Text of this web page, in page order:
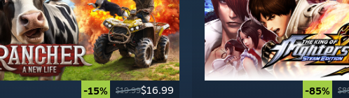
-15% $19.99$16.99 -85%